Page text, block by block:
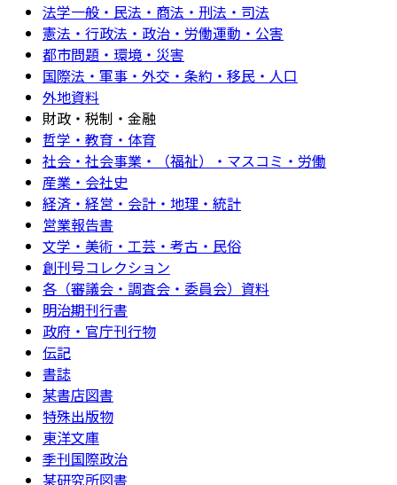
法学一般・民法・商法・刑法・司法
憲法・行政法・政治・労働運動・公害
都市問題・環境・災害
国際法・軍事・外交・条約・移民・人口
外地資料
財政・税制・金融
哲学・教育・体育
社会・社会事業・（福祉）・マスコミ・労働
産業・会社史
経済・経営・会計・地理・統計
営業報告書
文学・美術・工芸・考古・民俗
創刊号コレクション
各（審議会・調査会・委員会）資料
明治期刊行書
政府・官庁刊行物
伝記
書誌
某書店図書
特殊出版物
東洋文庫
季刊国際政治
某研究所図書